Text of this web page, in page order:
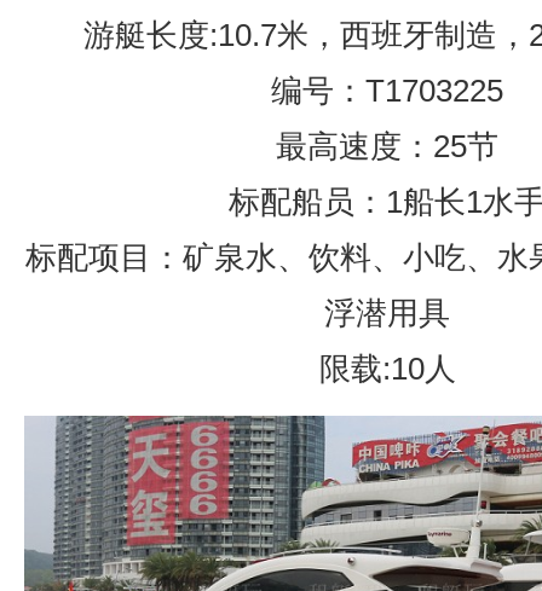
游艇长度:10.7米，西班牙制造，
编号：T1703225
最高速度：25节
标配船员：1船长1水
标配项目：矿泉水、饮料、小吃、水
浮潜用具
限载:10人